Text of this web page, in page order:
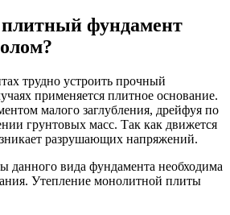
фундамент
трудно устроить прочный
применяется плитное основание.
малого заглубления, дрейфуя по
грунтовых масс. Так как движется
разрушающих напряжений.
данного вида фундамента необходима
Утепление монолитной плиты